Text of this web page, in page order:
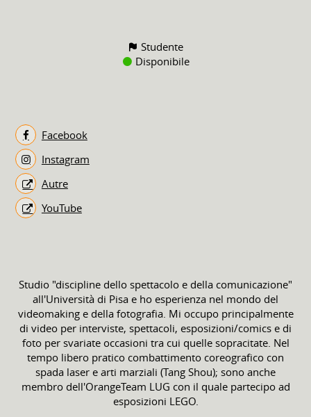
Studente
Disponibile
Facebook
Instagram
Autre
YouTube
Studio "discipline dello spettacolo e della comunicazione"
all'Università di Pisa e ho esperienza nel mondo del
videomaking e della fotografia. Mi occupo principalmente
di video per interviste, spettacoli, esposizioni/comics e di
foto per svariate occasioni tra cui quelle sopracitate. Nel
tempo libero pratico combattimento coreografico con
spada laser e arti marziali (Tang Shou); sono anche
membro dell'OrangeTeam LUG con il quale partecipo ad
esposizioni LEGO.